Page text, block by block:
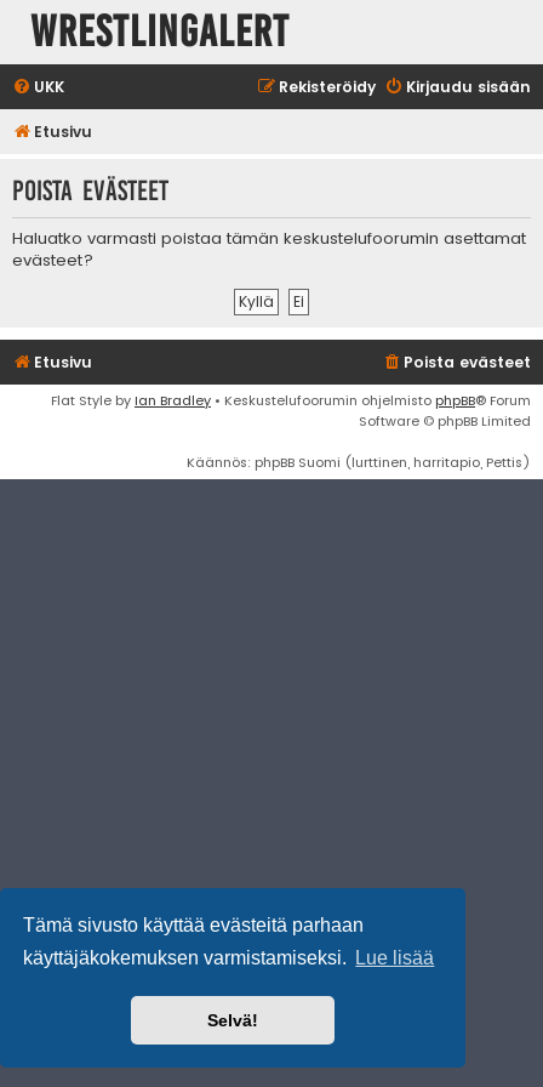
Tämä sivusto käyttää evästeitä parhaan
käyttäjäkokemuksen varmistamiseksi.
Lue lisää
Selvä!
WrestlingAlert
UKK Kirjaudu sisään
Rekisteröidy
Etusivu
Poista evästeet
Haluatko varmasti poistaa tämän keskustelufoorumin asettamat
evästeet?
Etusivu Poista evästeet
Flat Style by Ian Bradley • Keskustelufoorumin ohjelmisto phpBB® Forum
Software © phpBB Limited
Käännös: phpBB Suomi (lurttinen, harritapio, Pettis)